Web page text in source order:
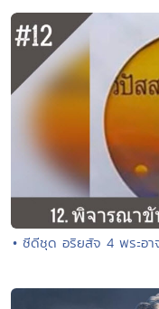
• ซีดีชุด อริยสัจ 4 พระ